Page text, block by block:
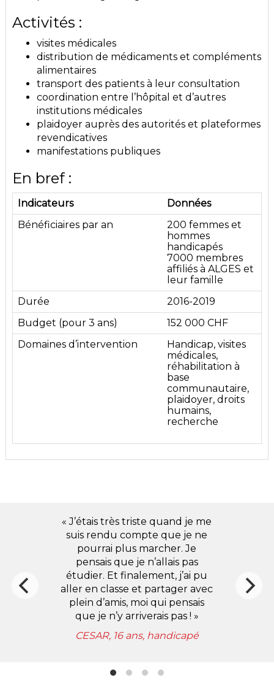
Activités :
visites médicales
distribution de médicaments et compléments
alimentaires
transport des patients à leur consultation
coordination entre l’hôpital et d’autres
institutions médicales
plaidoyer auprès des autorités et plateformes
revendicatives
manifestations publiques
En bref :
Indicateurs
Données
Bénéficiaires par an
200 femmes et
hommes
handicapés
7000 membres
affiliés à ALGES et
leur famille
Durée
2016-2019
Budget (pour 3 ans)
152 000 CHF
Domaines d’intervention
Handicap, visites
médicales,
réhabilitation à
base
communautaire,
plaidoyer, droits
humains,
recherche
« J’étais très triste quand je me
suis rendu compte que je ne
pourrai plus marcher. Je
pensais que je n’allais pas
étudier. Et finalement, j’ai pu
aller en classe et partager avec
plein d’amis, moi qui pensais
que je n’y arriverais pas ! »
CESAR, 16 ans, handicapé